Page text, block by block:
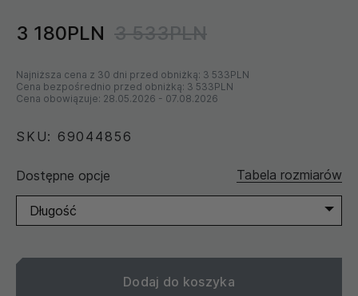
3 180PLN 3 533PLN
Najniższa cena z 30 dni przed obniżką: 3 533PLN
Cena bezpośrednio przed obniżką: 3 533PLN
Cena obowiązuje: 28.05.2026 - 07.08.2026
SKU: 69044856
Dostępne opcje Tabela rozmiarów
Długość
Dodaj do koszyka